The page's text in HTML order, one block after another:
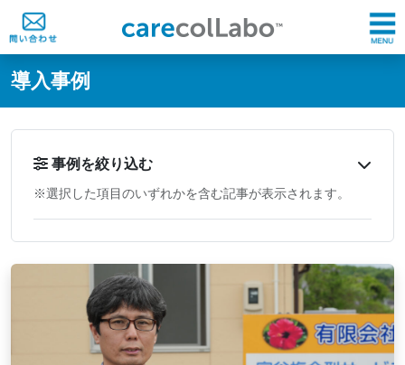
@ -0,0 +1,60 @@
導入事例
事例を絞り込む
※選択した項目のいずれかを含む記事が表示されます。